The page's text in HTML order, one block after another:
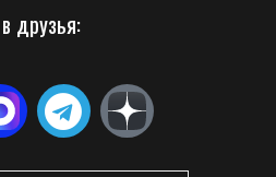
друзья: